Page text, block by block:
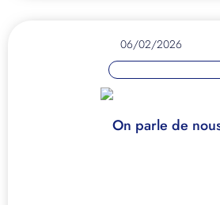
06/02/2026
On parle de